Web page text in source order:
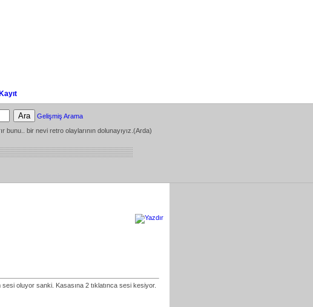
Kayıt
Gelişmiş Arama
bunu.. bir nevi retro olaylarının dolunayıyız.(Arda)
oluyor sanki. Kasasına 2 tıklatınca sesi kesiyor.